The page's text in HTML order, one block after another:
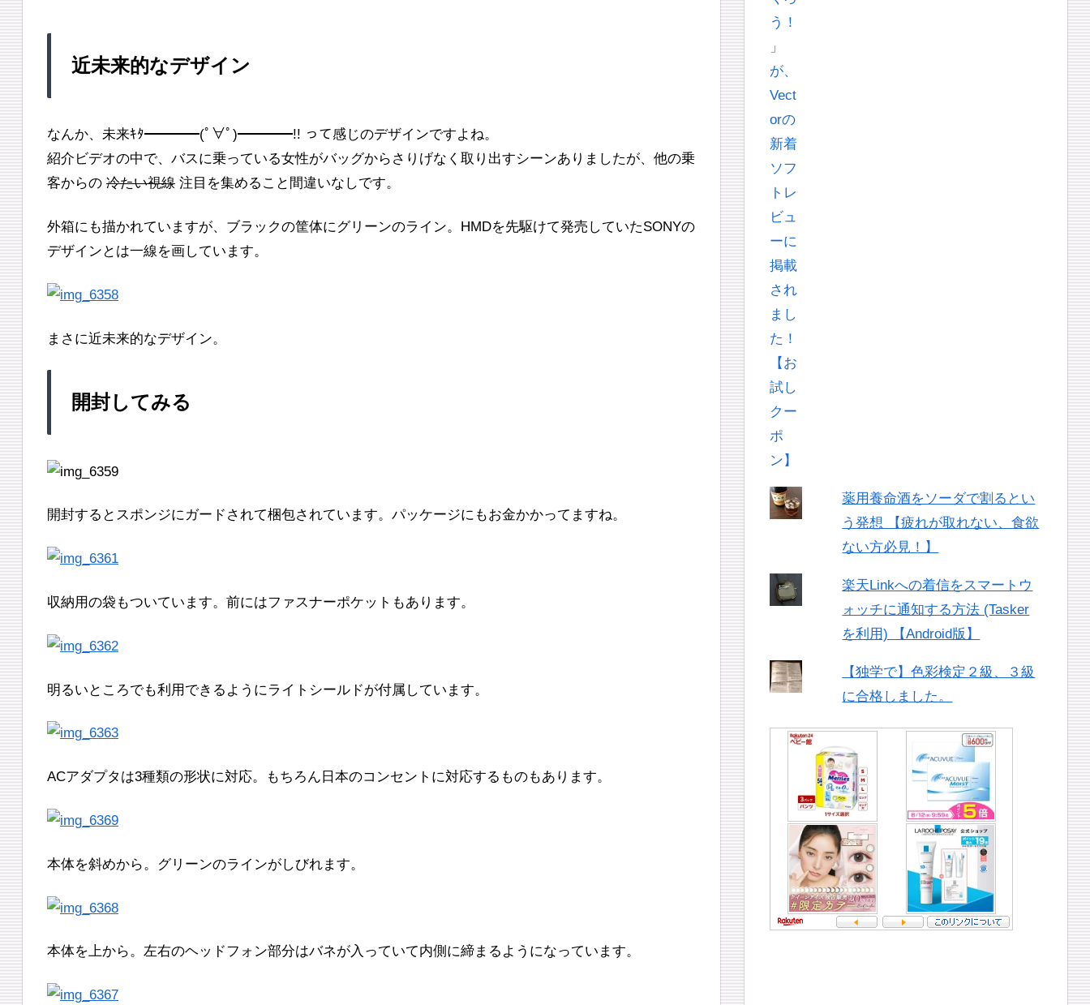
近未来的なデザイン
なんか、未来ｷﾀ━━━━(ﾟ∀ﾟ)━━━━!! って感じのデザインですよね。
紹介ビデオの中で、バスに乗っている女性がバッグからさりげなく取り出すシーンありましたが、他の乗
客からの 冷たい視線 注目を集めること間違いなしです。
外箱にも描かれていますが、ブラックの筐体にグリーンのライン。HMDを先駆けて発売していたSONYの
デザインとは一線を画しています。
まさに近未来的なデザイン。
開封してみる
開封するとスポンジにガードされて梱包されています。パッケージにもお金かかってますね。
収納用の袋もついています。前にはファスナーポケットもあります。
明るいところでも利用できるようにライトシールドが付属しています。
ACアダプタは3種類の形状に対応。もちろん日本のコンセントに対応するものもあります。
本体を斜めから。グリーンのラインがしびれます。
本体を上から。左右のヘッドフォン部分はバネが入っていて内側に締まるようになっています。
薬用養命酒をソーダで割るとい
う発想 【疲れが取れない、食欲
ない方必見！】
楽天Linkへの着信をスマートウ
ォッチに通知する方法 (Tasker
を利用) 【Android版】
【独学で】色彩検定２級、３級
に合格しました。